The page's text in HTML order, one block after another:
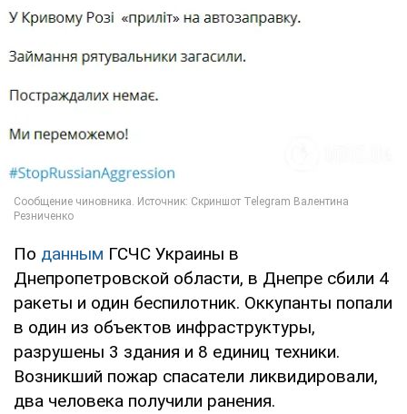
По данным ГСЧС Украины в
Днепропетровской области, в Днепре сбили 4
ракеты и один беспилотник. Оккупанты попали
в один из объектов инфраструктуры,
разрушены 3 здания и 8 единиц техники.
Возникший пожар спасатели ликвидировали,
два человека получили ранения.